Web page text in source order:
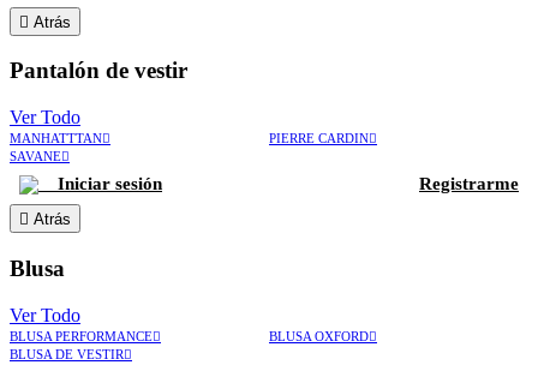
Atrás
Pantalón de vestir
Ver Todo
MANHATTTAN
PIERRE CARDIN
SAVANE
Iniciar sesión Registrarme
Atrás
Blusa
Ver Todo
BLUSA PERFORMANCE
BLUSA OXFORD
BLUSA DE VESTIR